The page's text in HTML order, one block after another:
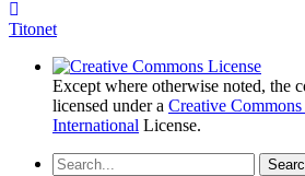
Titonet
Except where otherwise noted, the
licensed under a Creative
International License.